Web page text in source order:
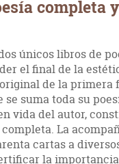
completa
únicos libros de
el final de la
de la primera
suma toda su
vida del autor,
La
cartas a
la